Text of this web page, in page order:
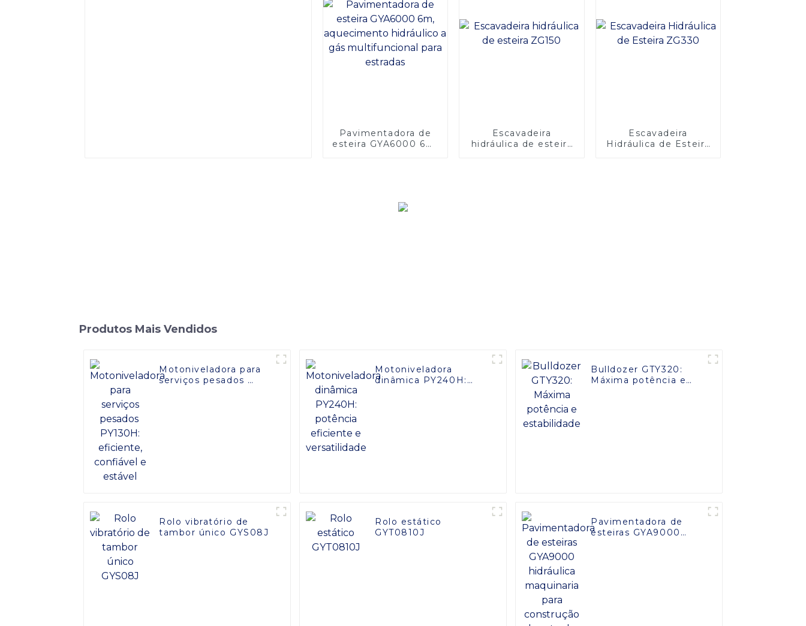
Pavimentadora de
esteira GYA6000 6m,
Escavadeira
hidráulica de esteira
Escavadeira
Hidráulica de Esteira
Produtos Mais Vendidos
Motoniveladora para
serviços pesados ​​
Motoniveladora
dinâmica PY240H:
Bulldozer GTY320:
Máxima potência e
Rolo vibratório de
tambor único GYS08J
Rolo estático
GYT0810J
Pavimentadora de
esteiras GYA9000